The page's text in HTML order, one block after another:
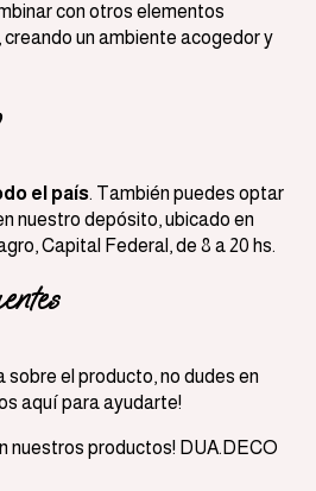
con otros elementos
un ambiente acogedor y
el país. También puedes optar
nuestro depósito, ubicado en
Capital Federal, de 8 a 20 hs.
sobre el producto, no dudes en
aquí para ayudarte!
nuestros productos! DUA.DECO